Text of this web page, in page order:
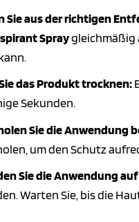
Sie aus der richtigen
Spraygleichmäßig
das Produkt trocknen:
Sekunden.
Sie die Anwendung
um den Schutz
Sie die Anwendung
Warten Sie, bis die